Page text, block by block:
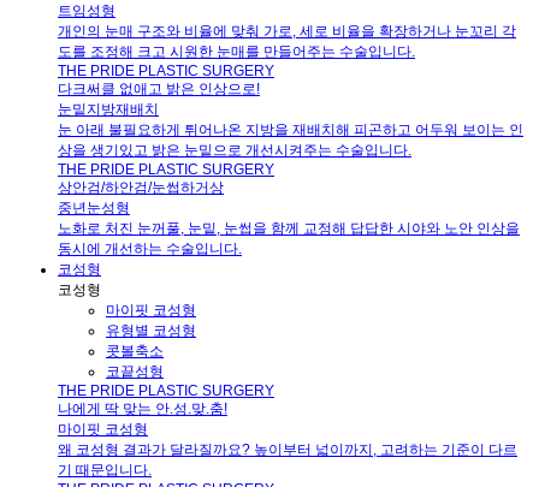
트임성형
개인의 눈매 구조와 비율에 맞춰 가로, 세로 비율을 확장하거나 눈꼬리 각
도를 조정해 크고 시원한 눈매를 만들어주는 수술입니다.
THE PRIDE PLASTIC SURGERY
다크써클 없애고 밝은 인상으로!
눈밑지방재배치
눈 아래 불필요하게 튀어나온 지방을 재배치해 피곤하고 어두워 보이는 인
상을 생기있고 밝은 눈밑으로 개선시켜주는 수술입니다.
THE PRIDE PLASTIC SURGERY
상안검/하안검/눈썹하거상
중년눈성형
노화로 처진 눈꺼풀, 눈밑, 눈썹을 함께 교정해 답답한 시야와 노안 인상을
동시에 개선하는 수술입니다.
코성형
코성형
마이핏 코성형
유형별 코성형
콧볼축소
코끝성형
THE PRIDE PLASTIC SURGERY
나에게 딱 맞는 안.성.맞.춤!
마이핏 코성형
왜 코성형 결과가 달라질까요? 높이부터 넓이까지, 고려하는 기준이 다르
기 때문입니다.